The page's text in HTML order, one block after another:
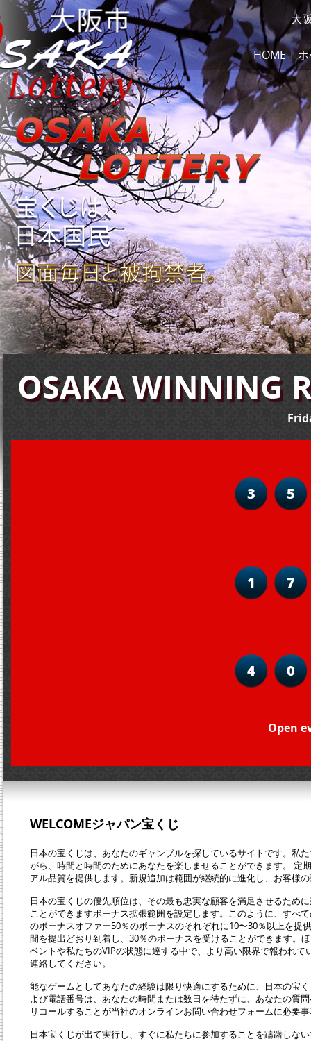
大
HOME |
OSAKA WINNING
3 5
1 7
4 0
Open
WELCOMEジャパン宝くじ
日本の宝くじは、あなたのギャンブルを探しているサイトです。私
がら、時間と時間のためにあなたを楽しませることができます。
アル品質を提供します。新規追加は範囲が継続的に進化し、お客様
日本の宝くじの優先順位は、その最も忠実な顧客を満足させるため
ことができますボーナス拡張範囲を設定します。このように、すべ
のボーナスオファー50％のボーナスのそれぞれに10〜30％以上を
間を提出どおり到着し、30％のボーナスを受けることができます。
ベントや私たちのVIPの状態に達する中で、より高い限界で報われ
連絡してください。
能なゲームとしてあなたの経験は限り快適にするために、日本の宝
よび電話番号は、あなたの時間または数日を待たずに、あなたの質
リコールすることが当社のオンラインお問い合わせフォームに必要
日本宝くじが出て実行し、すぐに私たちに参加することを躊躇しな